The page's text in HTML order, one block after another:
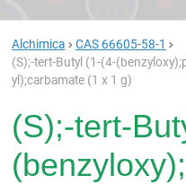
Alchimica
CAS 66605-58-1
(S);-tert-Butyl (1-(4-
yl);carbamate (1 x 1 g)
(S);-tert-